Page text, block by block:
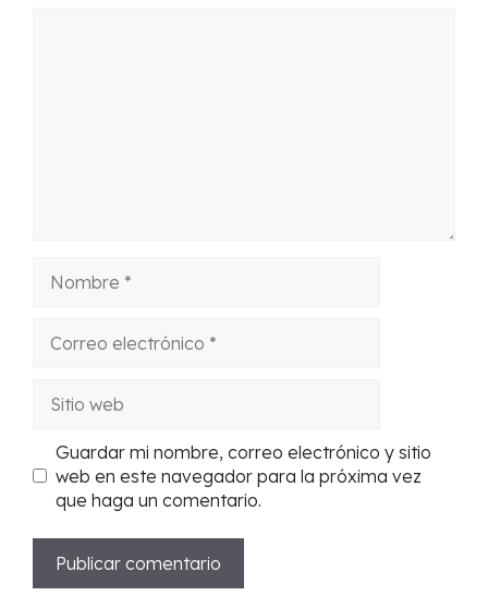
electrónico
web
Guardar mi nombre, correo electrónico y sitio
web en este navegador para la próxima vez
que haga un comentario.